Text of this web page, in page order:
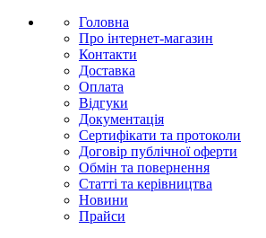
Головна
Про інтернет-магазин
Контакти
Доставка
Оплата
Відгуки
Документація
Сертифікати та протоколи
Договір публічної оферти
Обмін та повернення
Статті та керівництва
Новини
Прайси